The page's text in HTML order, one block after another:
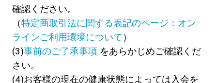
確認ください。
（特定商取引法に関する表記のページ：オン
ラインご利用環境について ）
(3)事前のご了承事項 をあらかじめご確認くだ
さい。
(4)お客様の現在の健康状態によっては入会を